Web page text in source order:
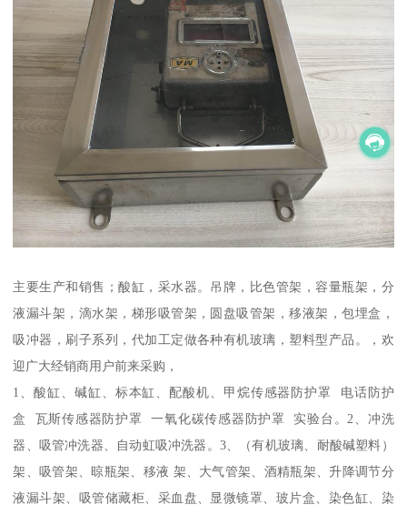
主要生产和销售；酸缸，采水器。吊牌，比色管架，容量瓶架，分
液漏斗架，滴水架，梯形吸管架，圆盘吸管架，移液架，包埋盒，
吸冲器，刷子系列，代加工定做各种有机玻璃，塑料型产品。，欢
迎广大经销商用户前来采购，
1、酸缸、碱缸、标本缸、配酸机、甲烷传感器防护罩 电话防护
盒 瓦斯传感器防护罩 一氧化碳传感器防护罩 实验台。2、冲洗
器、吸管冲洗器、自动虹吸冲洗器。3、（有机玻璃、耐酸碱塑料）
架、吸管架、晾瓶架、移液 架、大气管架、酒精瓶架、升降调节分
液漏斗架、吸管储藏柜、采血盘、显微镜罩、玻片盒、染色缸、染